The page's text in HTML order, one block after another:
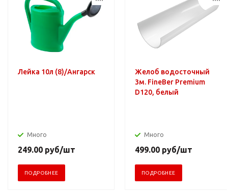
Лейка 10л (8)/Ангарск
Много
249.00 руб/шт
ПОДРОБНЕЕ
Желоб водосточный
3м. FineBer Premium
D120, белый
Много
499.00 руб/шт
ПОДРОБНЕЕ